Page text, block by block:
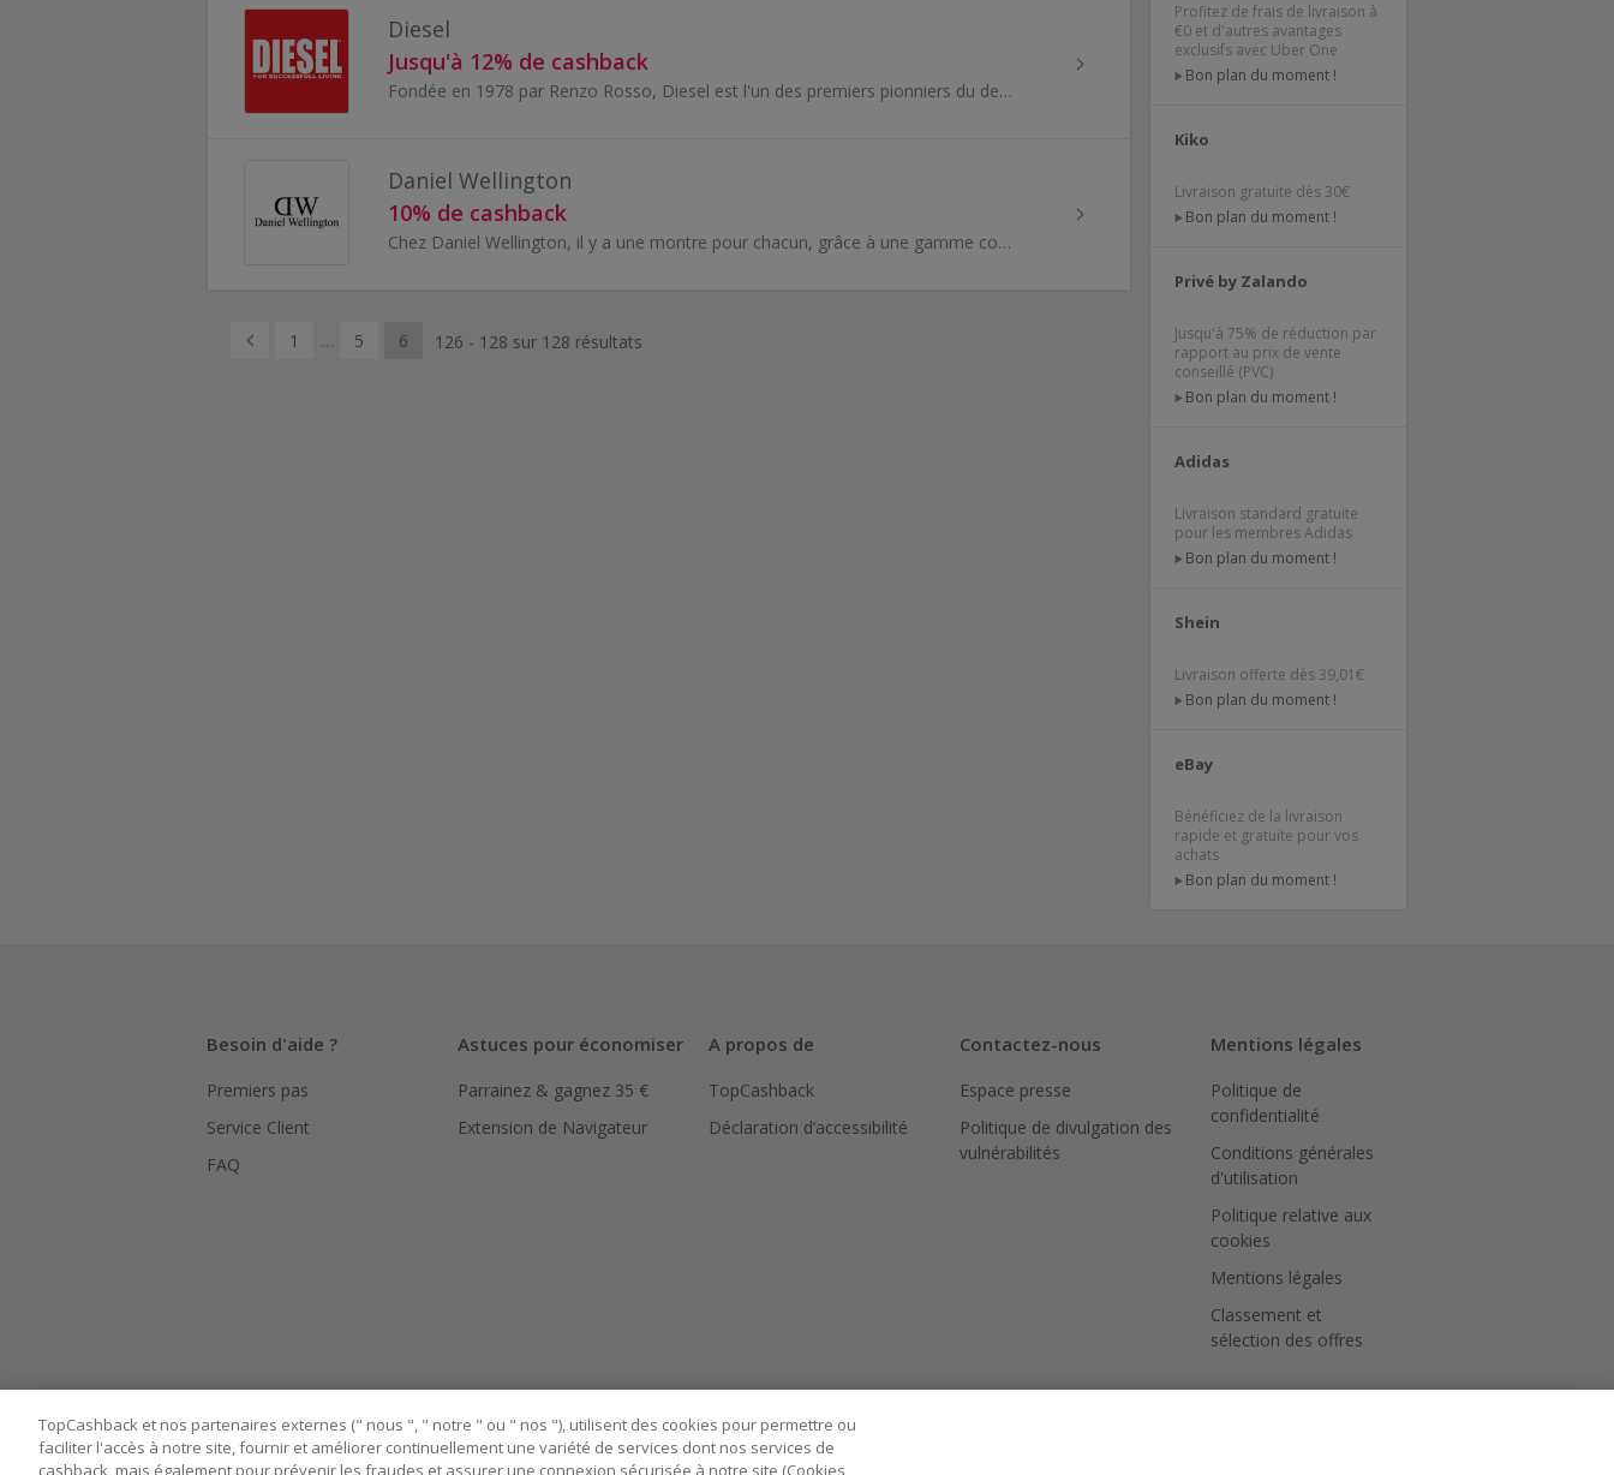
Diesel
Jusqu'à 12% de cashback
Fondée en 1978 par Renzo Rosso, Diesel est l'un des premiers pionniers du denim.
Daniel Wellington
10% de cashback
Chez Daniel Wellington, il y a une montre pour chacun, grâce à une gamme complète de montres pour femmes et pour hommes, comprenant notamment...
1 5 6 126 - 128 sur 128 résultats
Profitez de frais de livraison à
€0 et d'autres avantages
exclusifs avec Uber One
Bon plan du moment !
Kiko
Livraison gratuite dès 30€
Bon plan du moment !
Privé by Zalando
Jusqu'à 75% de réduction par
rapport au prix de vente
conseillé (PVC)
Bon plan du moment !
Adidas
Livraison standard gratuite
pour les membres Adidas
Bon plan du moment !
Shein
Livraison offerte dès 39,01€
Bon plan du moment !
eBay
Bénéficiez de la livraison
rapide et gratuite pour vos
achats
Bon plan du moment !
Besoin d'aide ?
Premiers pas
Service Client
FAQ
Astuces pour économiser
Parrainez & gagnez 35 €
Extension de Navigateur
A propos de
TopCashback
Déclaration d’accessibilité
Contactez-nous
Espace presse
Politique de divulgation des
vulnérabilités
Mentions légales
Politique de
confidentialité
Conditions générales
d'utilisation
Politique relative aux
cookies
Mentions légales
Classement et
sélection des offres
TopCashback et nos partenaires externes (" nous ", " notre " ou " nos "), utilisent des cookies pour permettre ou
faciliter l'accès à notre site, fournir et améliorer continuellement une variété de services dont nos services de
cashback, mais également pour prévenir les fraudes et assurer une connexion sécurisée à notre site (Cookies